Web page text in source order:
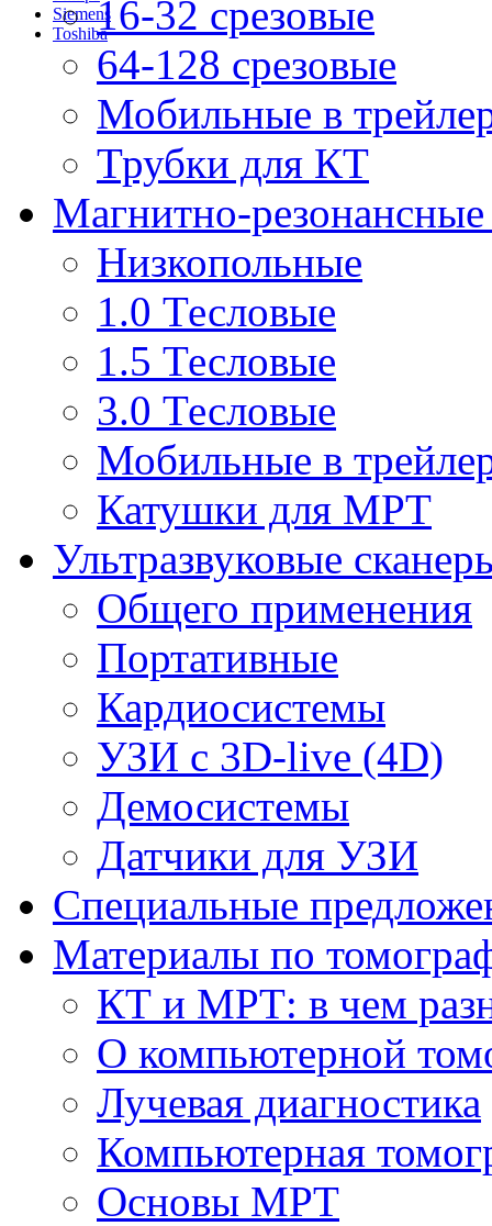
Siemens
Toshiba16-32 срезовые
64-128 срезовые
Мобильные в
Трубки для КТ
Магнитно-
Низкопольные
1.0 Тесловые
1.5 Тесловые
3.0 Тесловые
Мобильные в
Катушки для МРТ
Ультразвуковые
Общего применения
Портативные
Кардиосистемы
УЗИ с 3D-live (4D)
Демосистемы
Датчики для УЗИ
Cпециальные
Материалы по
КТ и МРТ: в чем
О компьютерной
Лучевая диагностика
Компьютерная
Основы МРТ